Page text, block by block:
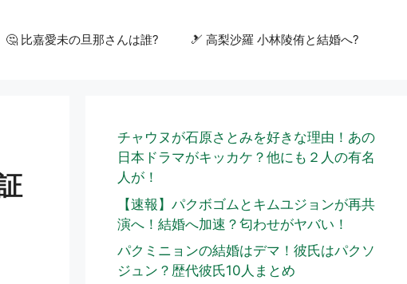
🤔 比嘉愛未の旦那さんは誰? 🎿 高梨沙羅 小林陵侑と結婚へ?
チャウヌが石原さとみを好きな理由！あの
日本ドラマがキッカケ？他にも２人の有名
人が！
【速報】パクボゴムとキムユジョンが再共
演へ！結婚へ加速？匂わせがヤバい！
パクミニョンの結婚はデマ！彼氏はパクソ
ジュン？歴代彼氏10人まとめ